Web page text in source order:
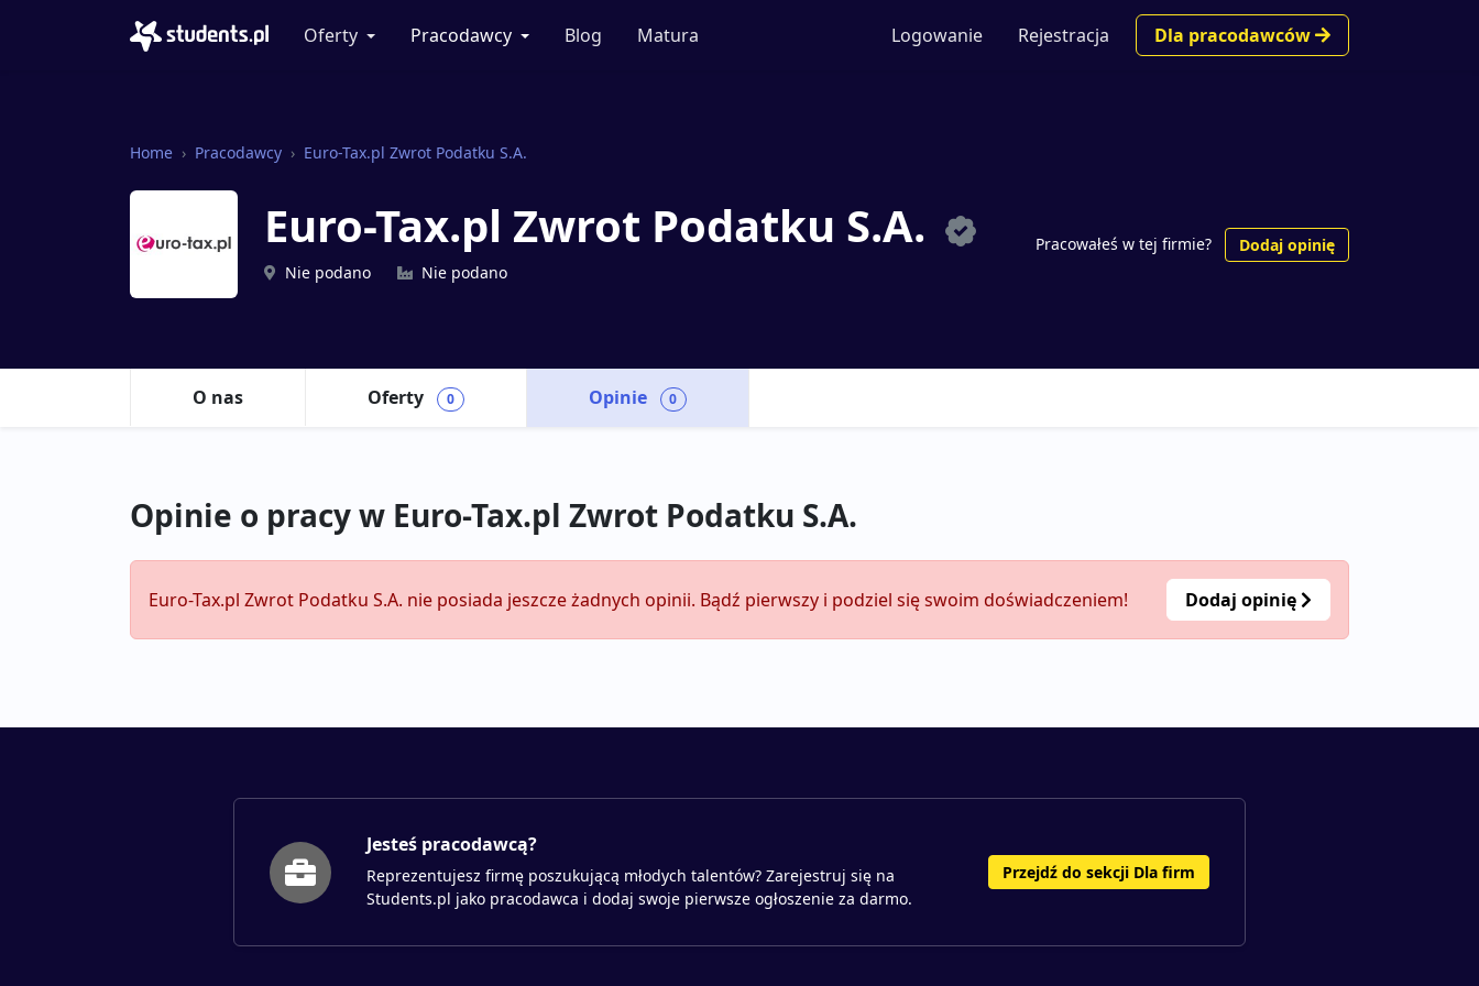
Oferty Pracodawcy Blog Matura Logowanie Rejestracja Dla pracodawców
Home Pracodawcy Euro-Tax.pl Zwrot Podatku S.A.
Euro-Tax.pl Zwrot Podatku S.A.
Nie podano Nie podano
Pracowałeś w tej firmie? Dodaj opinię
O nas Oferty 0 Opinie 0
Opinie o pracy w Euro-Tax.pl Zwrot Podatku S.A.
Euro-Tax.pl Zwrot Podatku S.A. nie posiada jeszcze żadnych opinii. Bądź pierwszy i podziel się swoim doświadczeniem! Dodaj opinię
Jesteś pracodawcą?
Reprezentujesz firmę poszukującą młodych talentów? Zarejestruj się na
Students.pl jako pracodawca i dodaj swoje pierwsze ogłoszenie za darmo.
Przejdź do sekcji Dla firm